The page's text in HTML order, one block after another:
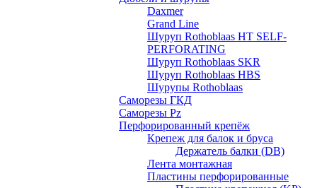
Daxmer
Grand Line
Шуруп Rothoblaas HT SELF-
PERFORATING
Шуруп Rothoblaas SKR
Шуруп Rothoblaas НВS
Шурупы Rothoblaas
Саморeзы ГКД
Саморезы Pz
Перфорированный крепёж
Крепеж для балок и бруса
Держатель балки (DB)
Лента монтажнaя
Пластины перфорированные